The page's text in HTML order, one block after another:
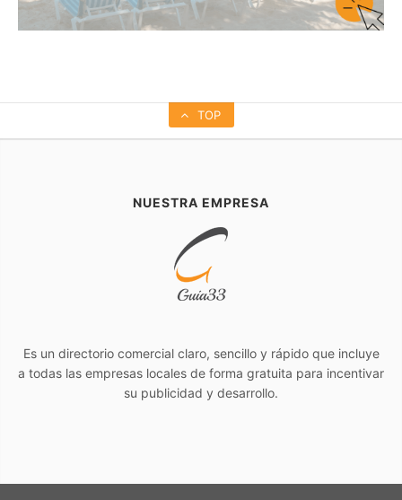
TOP
NUESTRA EMPRESA
Es un directorio comercial claro, sencillo y rápido que incluye
a todas las empresas locales de forma gratuita para incentivar
su publicidad y desarrollo.